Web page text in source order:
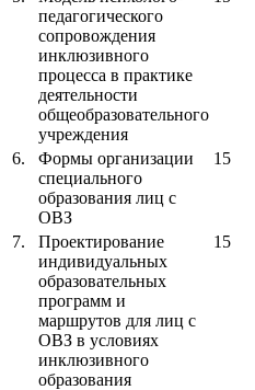
педагогического
сопровождения
инклюзивного
процесса в практике
деятельности
общеобразовательного
учреждения
6.
Формы организации
специального
образования лиц с
ОВЗ
15
7.
Проектирование
индивидуальных
образовательных
программ и
маршрутов для лиц с
ОВЗ в условиях
инклюзивного
образования
15